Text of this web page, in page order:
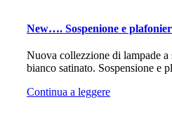
New…. Sospenione e
Nuova collezzione di lampade
bianco satinato. Sospensione e
Continua a leggere